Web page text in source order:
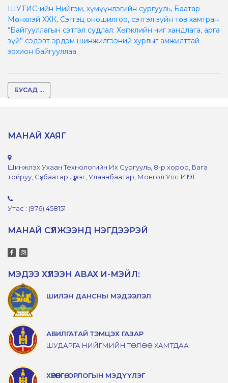
ШУТИС-ийн Нийгэм, хүмүүнлэгийн сургууль, Баатар
Мөнхлэй ХХК, Сэтгэц оношилгоо, сэтгэл зүйн төв хамтран
“Байгууллагын сэтгэл судлал: Хөгжлийн чиг хандлага, арга
зүй” сэдэвт эрдэм шинжилгээний хурлыг амжилттай
зохион байгууллаа.
БУСАД ...
МАНАЙ ХАЯГ
Шинжлэх Ухаан Технологийн Их Сургууль, 8-р хороо, Бага
тойруу, Сүхбаатар дүүрэг, Улаанбаатар, Монгол Улс 14191
Утас : (976) 458151
МАНАЙ СҮЛЖЭЭНД НЭГДЭЭРЭЙ
МЭДЭЭ ХҮЛЭЭН АВАХ И-МЭЙЛ:
ШИЛЭН ДАНСНЫ МЭДЭЭЛЭЛ
АВИЛГАТАЙ ТЭМЦЭХ ГАЗАР
ШУДАРГА НИЙГМИЙН ТӨЛӨӨ ХАМТДАА
ХӨРӨНГӨ, ОРЛОГЫН МЭДҮҮЛЭГ